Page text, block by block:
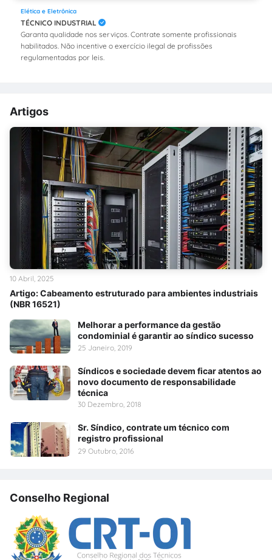
Elética e Eletrônica
TÉCNICO INDUSTRIAL
Garanta qualidade nos serviços. Contrate somente profissionais
habilitados. Não incentive o exercício ilegal de profissões
regulamentadas por leis.
Artigos
Artigo: Cabeamento estruturado para ambientes industriais
(NBR 16521)
10 Abril, 2025
Melhorar a performance da gestão
condominial é garantir ao síndico sucesso
25 Janeiro, 2019
Síndicos e sociedade devem ficar atentos ao
novo documento de responsabilidade
técnica
30 Dezembro, 2018
Sr. Síndico, contrate um técnico com
registro profissional
29 Outubro, 2016
Conselho Regional